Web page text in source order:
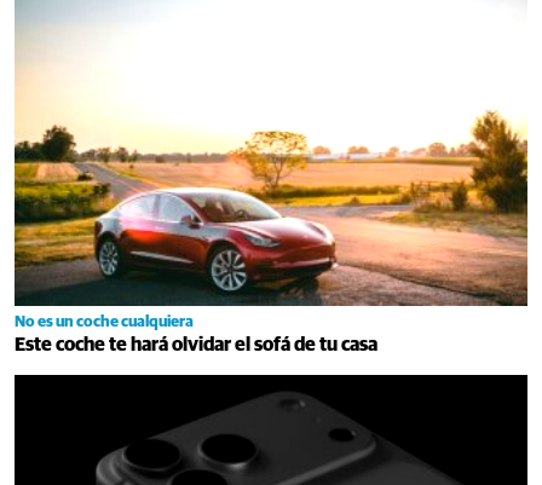
No es un coche cualquiera
Este coche te hará olvidar el sofá de tu casa